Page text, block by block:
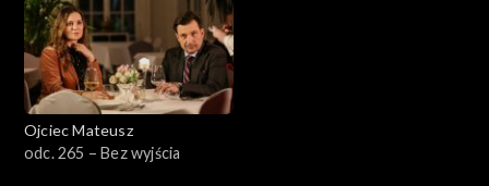
Sezon 13
Sezon 12
Sezon 11
Ojciec Mateusz
odc. 265 – Bez wyjścia